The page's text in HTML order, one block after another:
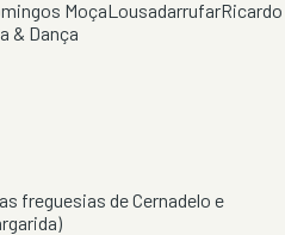
MoçaLousadarrufarRicardo
& Dança
freguesias de Cernadelo e